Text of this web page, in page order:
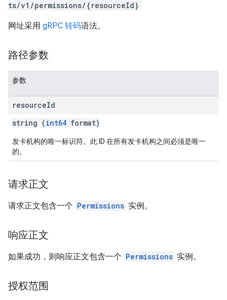
ts/v1/permissions/{resourceId}
网址采用 gRPC 转码语法。
路径参数
参数
resourceId
string (int64 format)
发卡机构的唯一标识符。此 ID 在所有发卡机构之间必须是唯一
的。
请求正文
请求正文包含一个 Permissions 实例。
响应正文
如果成功，则响应正文包含一个 Permissions 实例。
授权范围